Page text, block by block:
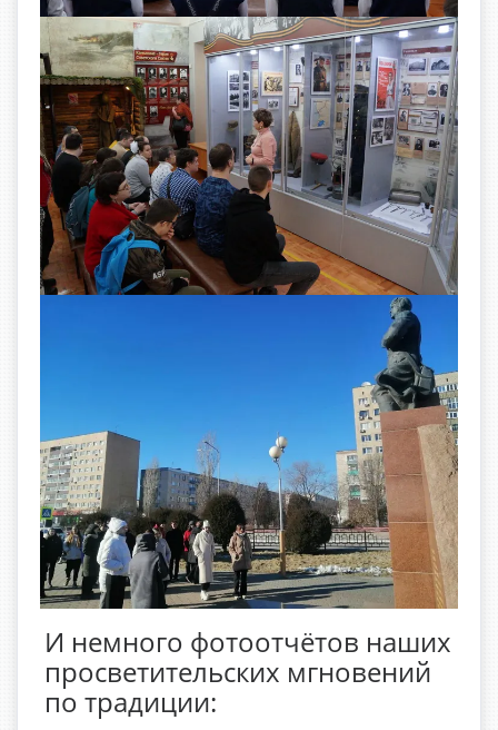
И немного фотоотчётов наших
просветительских мгновений
по традиции: